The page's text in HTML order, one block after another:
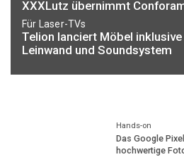
XXXLutz übernimmt
Für Laser-TVs
Telion lanciert Möbel
Leinwand und Soundsystem
Hands-on
Das Google
hochwertige